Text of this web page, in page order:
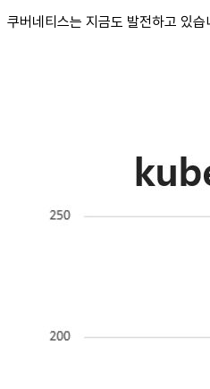
쿠버네티스는 지금도 발전하고 있습